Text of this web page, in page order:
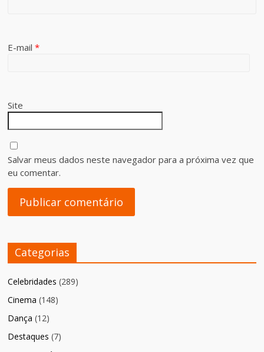
E-mail*
Site
Salvar meus dados neste navegador para a próxima vez que
eu comentar.
Categorias
Celebridades (289)
Cinema (148)
Dança (12)
Destaques (7)